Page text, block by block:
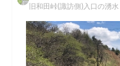
旧和田峠(諏訪側)入口の湧水